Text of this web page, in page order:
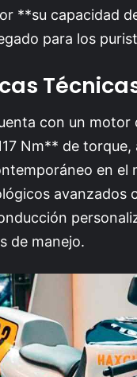
**su capacidad
para los
con un
Nm** de
en el
avanzados
de manejo.